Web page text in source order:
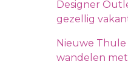
Designer
gezellig
Nieuwe
wandelen